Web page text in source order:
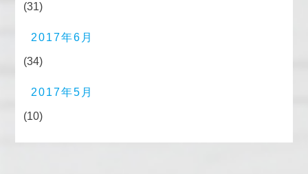
(31)
2017年6月
(34)
2017年5月
(10)